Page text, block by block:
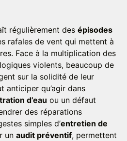
régulièrement des épisodes
rafales de vent qui mettent à
Face à la multiplication des
violents, beaucoup de
sur la solidité de leur
anticiper qu’agir dans
d’eau ou un défaut
des réparations
simples d’entretien de
un audit préventif, permettent